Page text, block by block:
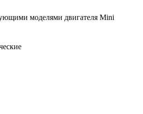
моделями двигателя Mini